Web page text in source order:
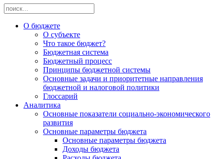
О бюджете
О субъекте
Что такое бюджет?
Бюджетная система
Бюджетный процесс
Принципы бюджетной системы
Основные задачи и приоритетные направления
бюджетной и налоговой политики
Глоссарий
Аналитика
Основные показатели социально-экономического
развития
Основные параметры бюджета
Основные параметры бюджета
Доходы бюджета